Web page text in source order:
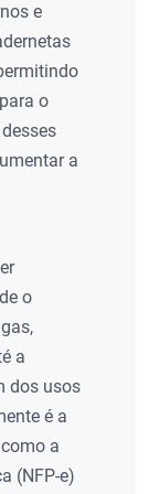
e
o
a
o
a
dos usos
é a
a
(NFP-e)